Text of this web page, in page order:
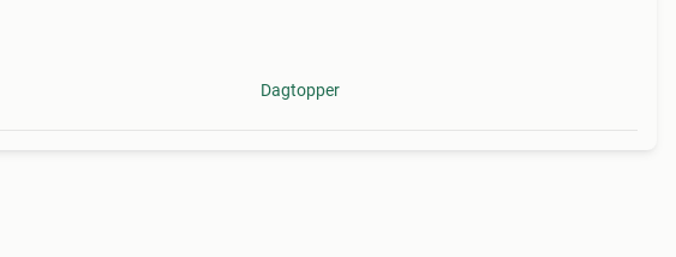
Dagtopper